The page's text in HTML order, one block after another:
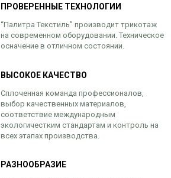
ПРОВЕРЕННЫЕ ТЕХНОЛОГИИ
“Палитра Текстиль” производит трикотаж
на современном оборудовании. Техническое
осначение в отличном состоянии.
ВЫСОКОЕ КАЧЕСТВО
Сплоченная команда профессионалов,
выбор качественных материалов,
соответствие международным
экологичестким стандартам и контроль на
всех этапах производства.
РАЗНООБРАЗИЕ